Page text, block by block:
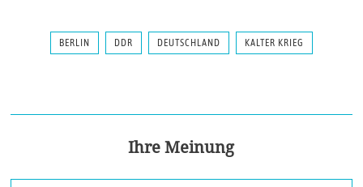
BERLIN DDR DEUTSCHLAND KALTER KRIEG
Ihre Meinung